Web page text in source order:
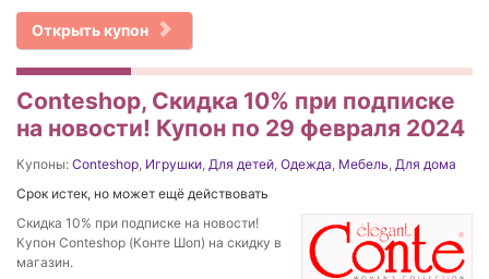
Открыть купон
Conteshop, Скидка 10% при подписке
на новости! Купон по 29 февраля 2024
Купоны: Conteshop Игрушки Для детей Одежда Мебель Для дома
Срок истек, но может ещё действовать
Скидка 10% при подписке на новости!
Купон Conteshop (Конте Шоп) на скидку в
магазин.